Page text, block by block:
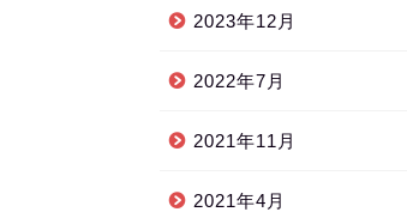
2023年12月
2022年7月
2021年11月
2021年4月